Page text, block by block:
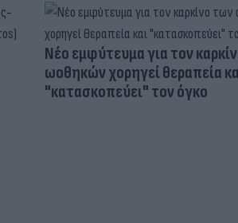
Νέο εμφύτευμα για τον
ωοθηκών χορηγεί θεραπεία
"κατασκοπεύει" τον όγκο